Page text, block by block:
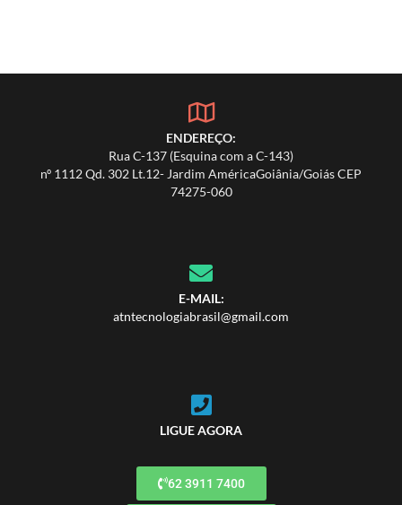
ENDEREÇO:
Rua C-137 (Esquina com a C-143)
nº 1112 Qd. 302 Lt.12- Jardim AméricaGoiânia/Goiás CEP
74275-060
E-MAIL:
atntecnologiabrasil@gmail.com
LIGUE AGORA
62 3911 7400